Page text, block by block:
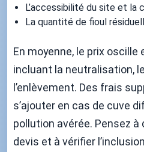
L’accessibilité du site et la
La quantité de fioul
En moyenne, le prix oscille
incluant la neutralisation,
l’enlèvement. Des frais
s’ajouter en cas de cuve
pollution avérée. Pensez
devis et à vérifier